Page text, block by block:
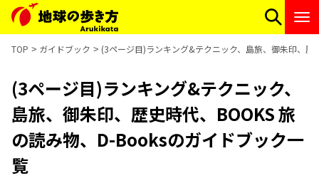
TOP ガイドブック (3ページ目)ランキング&テクニック、島旅、御朱印、
(3ページ目)ランキング&テクニック、
島旅、御朱印、歴史時代、BOOKS 旅
の読み物、D-Booksのガイドブック一
覧